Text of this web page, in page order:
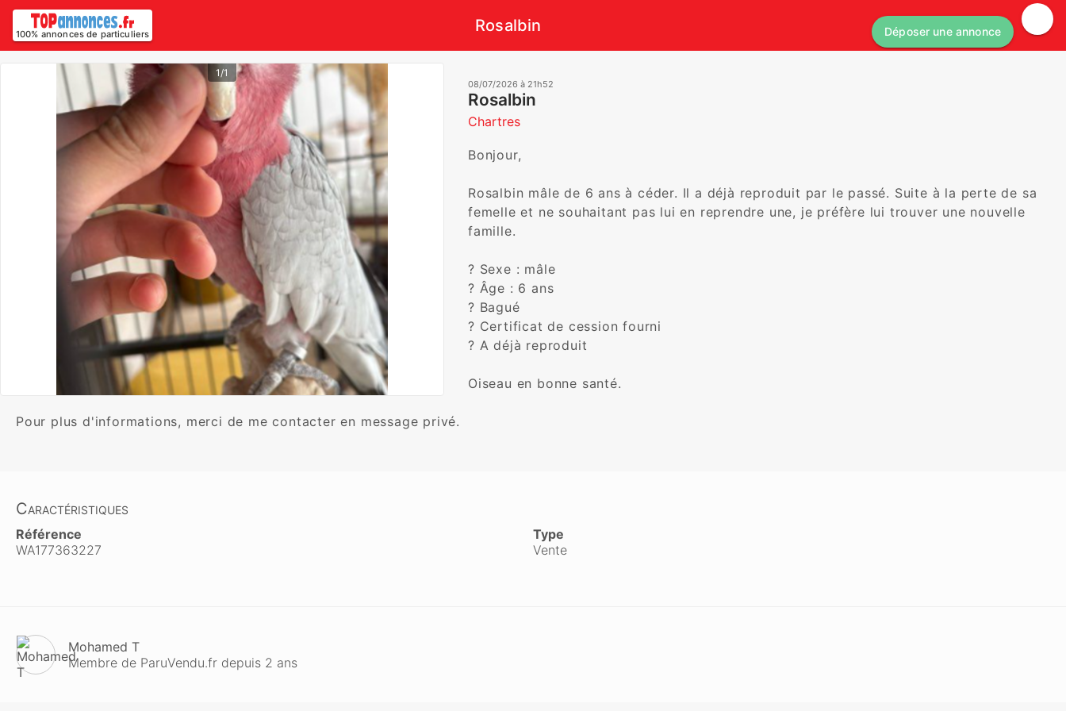
100% annonces de particuliers Rosalbin Déposer une annonce
1/1
08/07/2026 à 21h52
Rosalbin
Chartres
Bonjour,
Rosalbin mâle de 6 ans à céder. Il a déjà reproduit par le passé. Suite à la perte de sa
femelle et ne souhaitant pas lui en reprendre une, je préfère lui trouver une nouvelle
famille.
? Sexe : mâle
? Âge : 6 ans
? Bagué
? Certificat de cession fourni
? A déjà reproduit
Oiseau en bonne santé.
Caractéristiques
Référence
WA177363227
Type
Vente
Mohamed T
Membre de ParuVendu.fr depuis 2 ans